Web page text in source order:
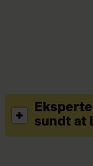
sundt at